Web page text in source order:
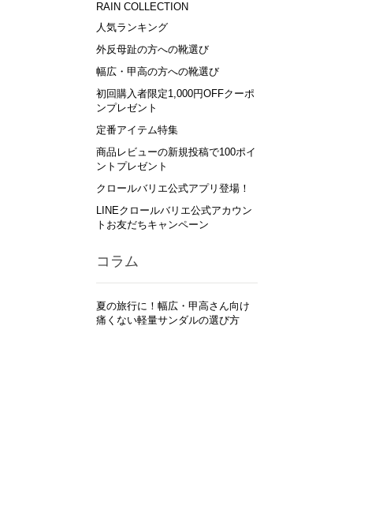
RAIN COLLECTION
人気ランキング
外反母趾の方への靴選び
幅広・甲高の方への靴選び
初回購入者限定1,000円OFFクーポ
ンプレゼント
定番アイテム特集
商品レビューの新規投稿で100ポイ
ントプレゼント
クロールバリエ公式アプリ登場！
LINEクロールバリエ公式アカウン
トお友だちキャンペーン
コラム
夏の旅行に！幅広・甲高さん向け
痛くない軽量サンダルの選び方